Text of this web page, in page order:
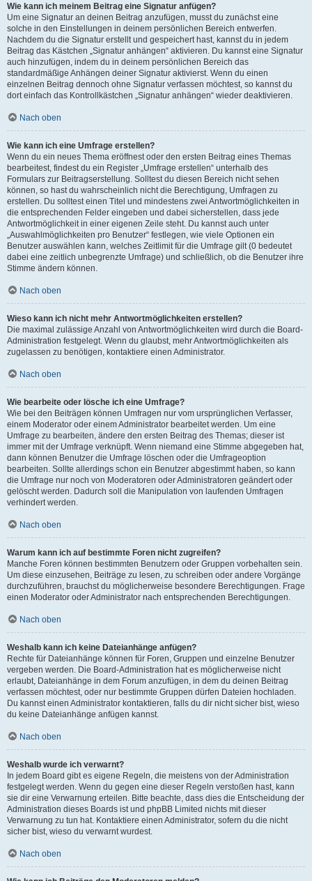
Wie kann ich meinem Beitrag eine Signatur anfügen?
Um eine Signatur an deinen Beitrag anzufügen, musst du zunächst eine
solche in den Einstellungen in deinem persönlichen Bereich entwerfen.
Nachdem du die Signatur erstellt und gespeichert hast, kannst du in jedem
Beitrag das Kästchen „Signatur anhängen“ aktivieren. Du kannst eine Signatur
auch hinzufügen, indem du in deinem persönlichen Bereich das
standardmäßige Anhängen deiner Signatur aktivierst. Wenn du einen
einzelnen Beitrag dennoch ohne Signatur verfassen möchtest, so kannst du
dort einfach das Kontrollkästchen „Signatur anhängen“ wieder deaktivieren.
Nach oben
Wie kann ich eine Umfrage erstellen?
Wenn du ein neues Thema eröffnest oder den ersten Beitrag eines Themas
bearbeitest, findest du ein Register „Umfrage erstellen“ unterhalb des
Formulars zur Beitragserstellung. Solltest du diesen Bereich nicht sehen
können, so hast du wahrscheinlich nicht die Berechtigung, Umfragen zu
erstellen. Du solltest einen Titel und mindestens zwei Antwortmöglichkeiten in
die entsprechenden Felder eingeben und dabei sicherstellen, dass jede
Antwortmöglichkeit in einer eigenen Zeile steht. Du kannst auch unter
„Auswahlmöglichkeiten pro Benutzer“ festlegen, wie viele Optionen ein
Benutzer auswählen kann, welches Zeitlimit für die Umfrage gilt (0 bedeutet
dabei eine zeitlich unbegrenzte Umfrage) und schließlich, ob die Benutzer ihre
Stimme ändern können.
Nach oben
Wieso kann ich nicht mehr Antwortmöglichkeiten erstellen?
Die maximal zulässige Anzahl von Antwortmöglichkeiten wird durch die Board-
Administration festgelegt. Wenn du glaubst, mehr Antwortmöglichkeiten als
zugelassen zu benötigen, kontaktiere einen Administrator.
Nach oben
Wie bearbeite oder lösche ich eine Umfrage?
Wie bei den Beiträgen können Umfragen nur vom ursprünglichen Verfasser,
einem Moderator oder einem Administrator bearbeitet werden. Um eine
Umfrage zu bearbeiten, ändere den ersten Beitrag des Themas; dieser ist
immer mit der Umfrage verknüpft. Wenn niemand eine Stimme abgegeben hat,
dann können Benutzer die Umfrage löschen oder die Umfrageoption
bearbeiten. Sollte allerdings schon ein Benutzer abgestimmt haben, so kann
die Umfrage nur noch von Moderatoren oder Administratoren geändert oder
gelöscht werden. Dadurch soll die Manipulation von laufenden Umfragen
verhindert werden.
Nach oben
Warum kann ich auf bestimmte Foren nicht zugreifen?
Manche Foren können bestimmten Benutzern oder Gruppen vorbehalten sein.
Um diese einzusehen, Beiträge zu lesen, zu schreiben oder andere Vorgänge
durchzuführen, brauchst du möglicherweise besondere Berechtigungen. Frage
einen Moderator oder Administrator nach entsprechenden Berechtigungen.
Nach oben
Weshalb kann ich keine Dateianhänge anfügen?
Rechte für Dateianhänge können für Foren, Gruppen und einzelne Benutzer
vergeben werden. Die Board-Administration hat es möglicherweise nicht
erlaubt, Dateianhänge in dem Forum anzufügen, in dem du deinen Beitrag
verfassen möchtest, oder nur bestimmte Gruppen dürfen Dateien hochladen.
Du kannst einen Administrator kontaktieren, falls du dir nicht sicher bist, wieso
du keine Dateianhänge anfügen kannst.
Nach oben
Weshalb wurde ich verwarnt?
In jedem Board gibt es eigene Regeln, die meistens von der Administration
festgelegt werden. Wenn du gegen eine dieser Regeln verstoßen hast, kann
sie dir eine Verwarnung erteilen. Bitte beachte, dass dies die Entscheidung der
Administration dieses Boards ist und phpBB Limited nichts mit dieser
Verwarnung zu tun hat. Kontaktiere einen Administrator, sofern du die nicht
sicher bist, wieso du verwarnt wurdest.
Nach oben